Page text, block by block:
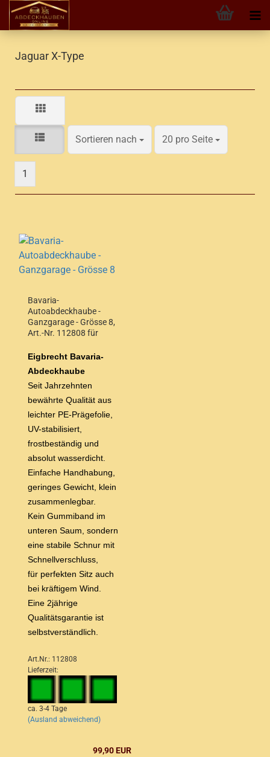
Jaguar X-Type
Sortieren nach
Sortieren nach 20 pro Seite
pro Seite
1
Bavaria-
Autoabdeckhaube -
Ganzgarage - Grösse 8,
Art.-Nr. 112808 für
4,90 m Wagenlänge
Eigbrecht Bavaria-
Abdeckhaube
Seit Jahrzehnten
bewährte Qualität aus
leichter PE-Prägefolie,
UV-stabilisiert,
frostbeständig und
absolut wasserdicht.
Einfache Handhabung,
geringes Gewicht, klein
zusammenlegbar.
Kein Gummiband im
unteren Saum, sondern
eine stabile Schnur mit
Schnellverschluss,
für perfekten Sitz auch
bei kräftigem Wind.
Eine 2jährige
Qualitätsgarantie ist
selbstverständlich.
Art.Nr.: 112808
Lieferzeit:
ca. 3-4 Tage
(Ausland abweichend)
99,90 EUR